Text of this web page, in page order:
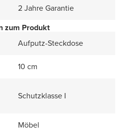
2 Jahre Garantie
zum Produkt
Aufputz-Steckdose
10 cm
Schutzklasse I
Möbel